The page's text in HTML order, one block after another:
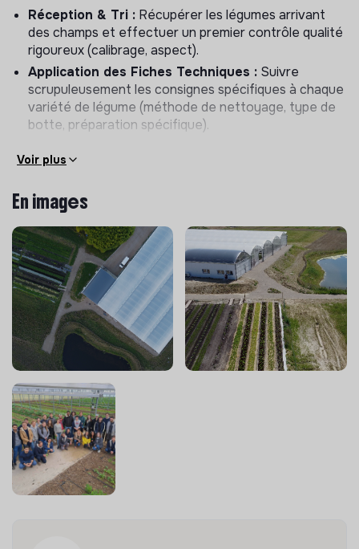
Réception & Tri : Récupérer les légumes arrivant
des champs et effectuer un premier contrôle qualité
rigoureux (calibrage, aspect).
Application des Fiches Techniques : Suivre
scrupuleusement les consignes spécifiques à chaque
variété de légume (méthode de nettoyage, type de
botte, préparation spécifique).
commandes selon les volumes requis en respectant
Conditionnement :
irréprochable.
Hygiène & Sécurité :Appliquer strictement les
protocoles d'hygiène alimentaire et assurer la
propreté de votre espace de travail.
Votre Profil :
Pas forcément d'expérience dans la logistique? Nous
recherchons avant tout de la rigueur et de
l'organisation :
Précision :Vous aimez le travail bien fait, le respect
des procédures et le souci du détail.
Esprit d'équipe/Dynamisme :
cœur battant de la ferme, l'entraide et la bonne
communication sont essentielles.
Voir plus
En images